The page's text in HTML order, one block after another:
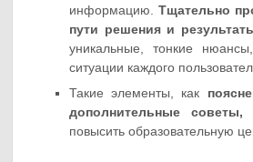
информацию.Тщательно
пути решения и
уникальные, тонкие
ситуации каждого
Такие элементы, как
дополнительные советы,
повысить образовательную